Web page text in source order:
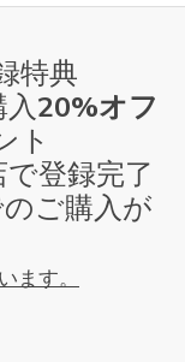
特典
20%オフ
ト
登録完了
ご購入が
ます。